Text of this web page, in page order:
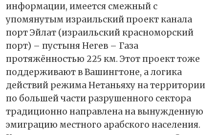
информации, имеется смежный с
упомянутым израильский проект канала
порт Эйлат (израильский красноморский
порт) – пустыня Негев – Газа
протяжённостью 225 км. Этот проект тоже
поддерживают в Вашингтоне, а логика
действий режима Нетаньяху на территории
по большей части разрушенного сектора
традиционно направлена на вынужденную
эмиграцию местного арабского населения.